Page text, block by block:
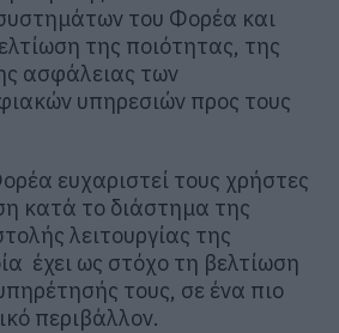
του Φορέα και
της ποιότητας, της
ασφάλειας των
υπηρεσιών προς τους
ευχαριστεί τους χρήστες
κατά το διάστημα της
λειτουργίας της
έχει ως στόχο τη βελτίωση
τους, σε ένα πιο
περιβάλλον.